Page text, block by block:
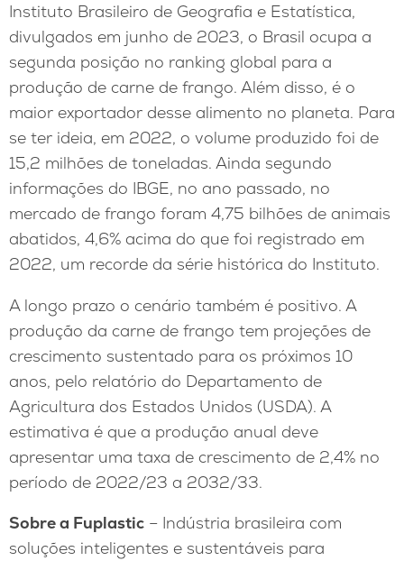
Instituto Brasileiro de Geografia e Estatística,
divulgados em junho de 2023, o Brasil ocupa a
segunda posição no ranking global para a
produção de carne de frango. Além disso, é o
maior exportador desse alimento no planeta. Para
se ter ideia, em 2022, o volume produzido foi de
15,2 milhões de toneladas. Ainda segundo
informações do IBGE, no ano passado, no
mercado de frango foram 4,75 bilhões de animais
abatidos, 4,6% acima do que foi registrado em
2022, um recorde da série histórica do Instituto.
A longo prazo o cenário também é positivo. A
produção da carne de frango tem projeções de
crescimento sustentado para os próximos 10
anos, pelo relatório do Departamento de
Agricultura dos Estados Unidos (USDA). A
estimativa é que a produção anual deve
apresentar uma taxa de crescimento de 2,4% no
período de 2022/23 a 2032/33.
Sobre a Fuplastic – Indústria brasileira com
soluções inteligentes e sustentáveis para